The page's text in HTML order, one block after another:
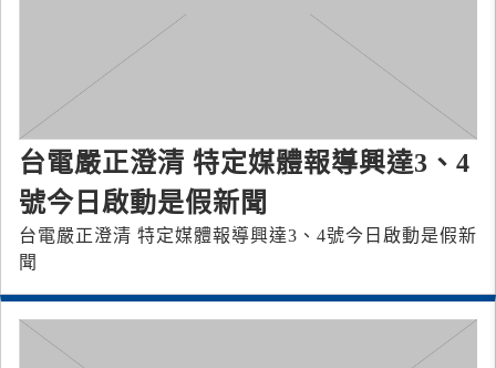
台電嚴正澄清 特定媒體報導興達3、4
號今日啟動是假新聞
台電嚴正澄清 特定媒體報導興達3、4號今日啟動是假新
聞